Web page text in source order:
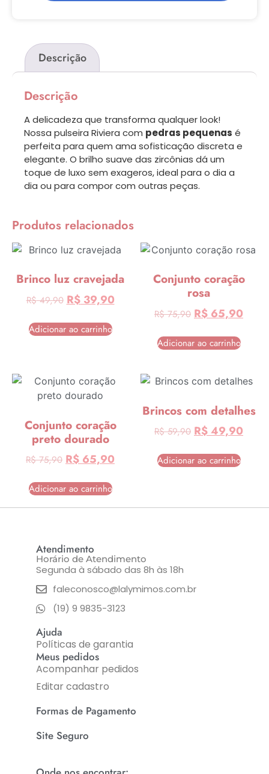
Descrição
Descrição
A delicadeza que transforma qualquer look!
Nossa pulseira Riviera com pedras pequenas é
perfeita para quem ama sofisticação discreta e
elegante. O brilho suave das zircônias dá um
toque de luxo sem exageros, ideal para o dia a
dia ou para compor com outras peças.
Produtos relacionados
Brinco luz cravejada
R$49,90 R$39,90
Adicionar ao carrinho
Conjunto coração
rosa
R$75,90 R$ 65,90
Adicionar ao carrinho
Conjunto coração
preto dourado
R$75,90 R$ 65,90
Adicionar ao carrinho
Brincos com detalhes
R$59,90 R$49,90
Adicionar ao carrinho
Atendimento
Horário de Atendimento
Segunda à sábado das 8h às 18h
faleconosco@lalymimos.com.br
(19) 9 9835-3123
Ajuda
Políticas de garantia
Meus pedidos
Acompanhar pedidos
Editar cadastro
Formas de Pagamento
Site Seguro